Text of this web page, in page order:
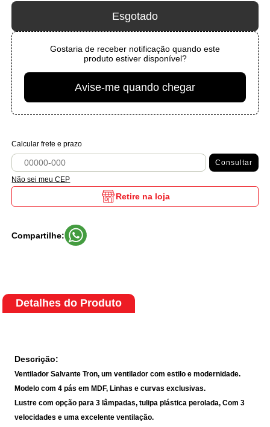
Esgotado
Gostaria de receber notificação quando este
produto estiver disponível?
Avise-me quando chegar
Calcular frete e prazo
Consultar
Não sei meu CEP
Retire na loja
Compartilhe:
Detalhes do Produto
Descrição:
Ventilador Salvante Tron, um ventilador com estilo e modernidade.
Modelo com 4 pás em MDF, Linhas e curvas exclusivas.
Lustre com opção para 3 lâmpadas, tulipa plástica perolada, Com 3
velocidades e uma excelente ventilação.